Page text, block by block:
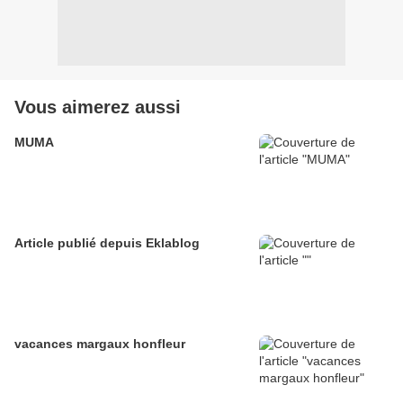
Vous aimerez aussi
MUMA
Article publié depuis Eklablog
vacances margaux honfleur